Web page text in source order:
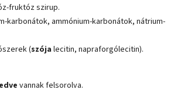
fruktóz szirup.
karbonátok, ammónium-karbonátok, nátrium-
(szója lecitin, napraforgólecitin).
vannak felsorolva.